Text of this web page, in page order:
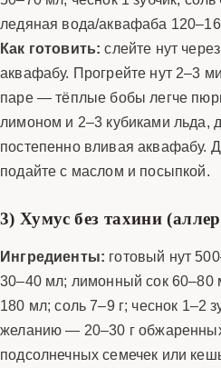
ледяная вода/аквафаба
Как готовить: слейте нут
аквафабу. Прогрейте нут 2–3
паре — тёплые бобы легче
лимоном и 2–3 кубиками льда,
постепенно вливая аквафабу.
подайте с маслом и посыпкой.
3) Хумус без тахини
Ингредиенты: готовый нут
30–40 мл; лимонный сок 60–80
180 мл; соль 7–9 г; чеснок 1–2
желанию — 20–30 г
подсолнечных семечек или